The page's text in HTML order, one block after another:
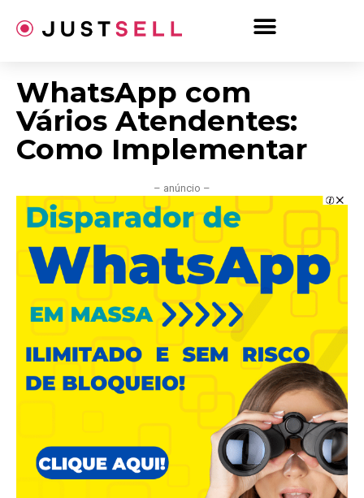
para
WhatsApp com
Vários Atendentes:
Como Implementar
– anúncio –